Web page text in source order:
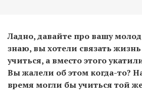
Ладно, давайте про вашу
знаю, вы хотели связать
учиться, а вместо этого
Вы жалели об этом когда-то?
время могли бы учиться той